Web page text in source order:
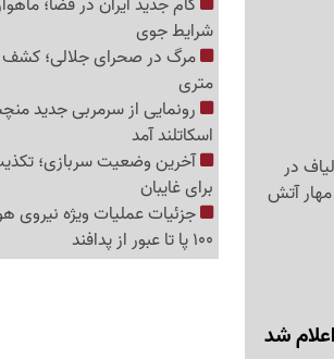
در
مهار آتش
شرایط جوی
متری
رونمایی از سرمربی جدید
اسکاتلند آمد
آخرین وضعیت سربازی؛
برای غایبان
جزئیات عملیات ویژه نیروی
100 پا تا عبور از پدافند